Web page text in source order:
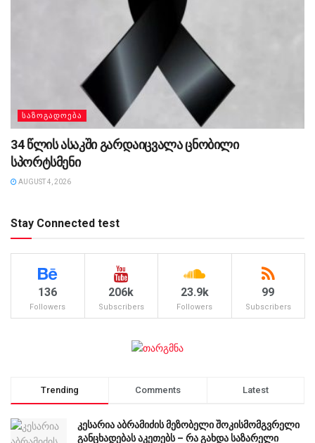
ᲡᲐᲖᲝᲒᲐᲓᲝᲔᲑᲐ
34 წლის ასაკში გარდაიცვალა ცნობილი
სპორტსმენი
AUGUST 4, 2026
Stay Connected test
136
Followers
206k
Subscribers
23.9k
Followers
99
Subscribers
Trending Comments Latest
კესარია აბრამიძის მეზობელი შოკისმომგვრელი
განცხადებას აკეთებს – რა გახდა საზარელი